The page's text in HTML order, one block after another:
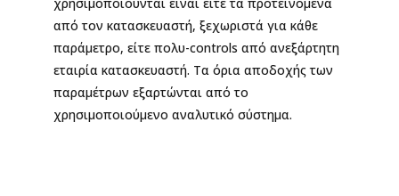
από τον κατασκευαστή, ξεχωριστά για κάθε
παράμετρο, είτε πολυ-controls από ανεξάρτητη
εταιρία κατασκευαστή. Τα όρια αποδοχής των
παραμέτρων εξαρτώνται από το
χρησιμοποιούμενο αναλυτικό σύστημα.